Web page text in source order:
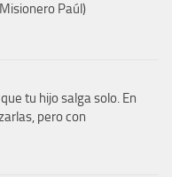
Paúl)
tu hijo salga solo. En
pero con